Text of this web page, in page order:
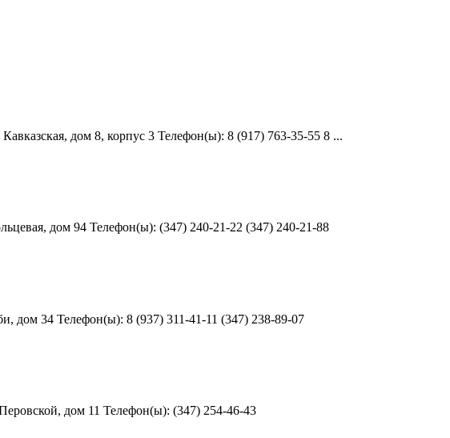
дом 8, корпус 3 Телефон(ы): 8 (917) 763-35-55 8 ...
дом 94 Телефон(ы): (347) 240-21-22 (347) 240-21-88
дом 34 Телефон(ы): 8 (937) 311-41-11 (347) 238-89-07
дом 11 Телефон(ы): (347) 254-46-43